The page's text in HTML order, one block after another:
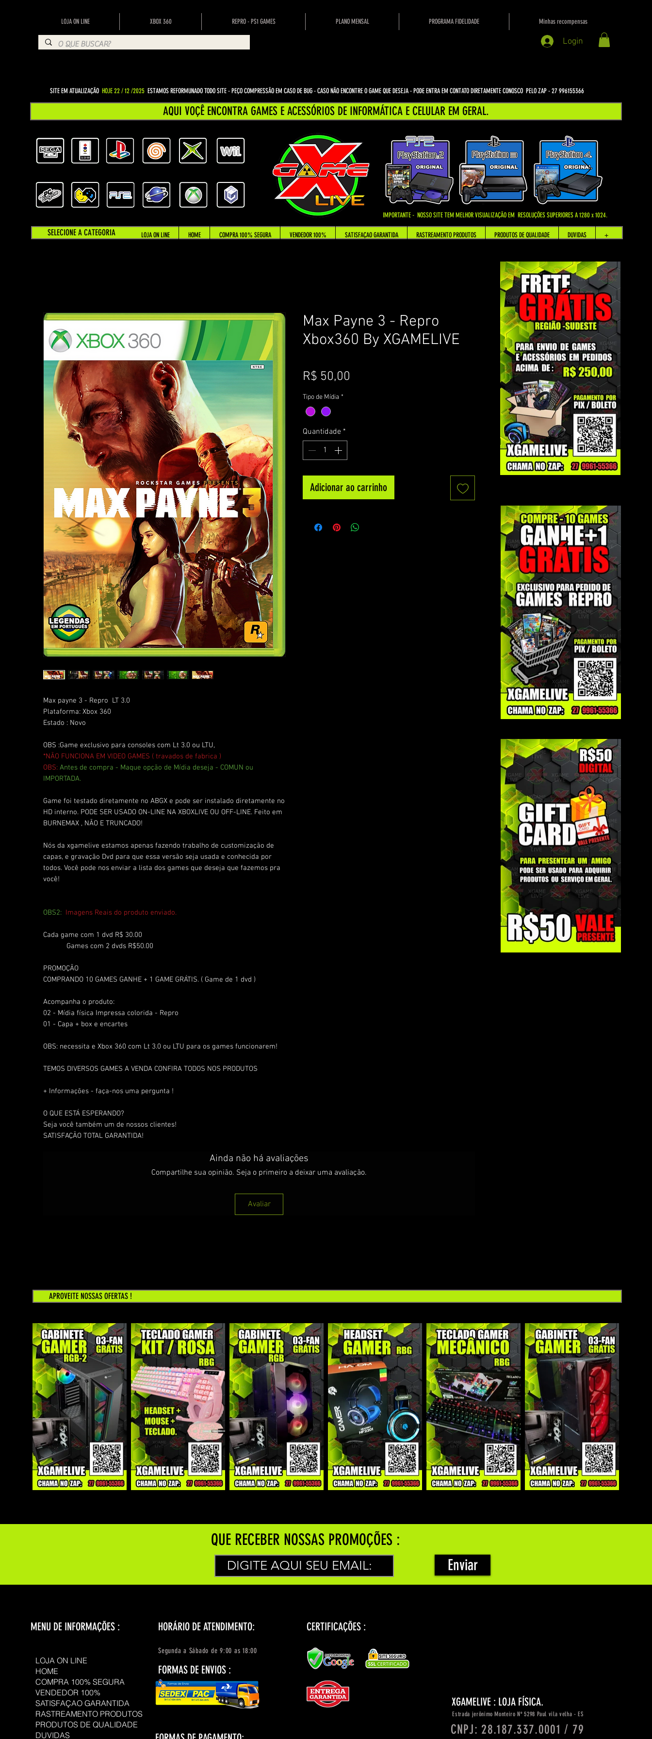
LOJA ON LINE XBOX 360 REPRO - PS1 GAMES PLANO MENSAL PROGRAMA FIDELIDADE Minhas recompensas
Login
Max payne 3 - Repro LT 3.0
Plataforma: Xbox 360
Estado : Novo
OBS :Game exclusivo para consoles com Lt 3.0 ou LTU,
*NÃO FUNCIONA EM VIDEO GAMES ( travados de fabrica )
OBS: Antes de compra - Maque opção de Mídia deseja - COMUN ou
IMPORTADA.
Game foi testado diretamente no ABGX e pode ser instalado diretamente no
HD interno. PODE SER USADO ON-LINE NA XBOXLIVE OU OFF-LINE. Feito em
BURNEMAX , NÃO E TRUNCADO!
Nós da xgamelive estamos apenas fazendo trabalho de customização de
capas, e gravação Dvd para que essa versão seja usada e conhecida por
todos. Você pode nos enviar a lista dos games que deseja que fazemos pra
você!
OBS2: Imagens Reais do produto enviado.
Cada game com 1 dvd R$ 30.00
Games com 2 dvds R$50.00
PROMOÇÃO
COMPRANDO 10 GAMES GANHE + 1 GAME GRÁTIS. ( Game de 1 dvd )
Acompanha o produto:
02 - Mídia física Impressa colorida - Repro
01 - Capa + box e encartes
OBS: necessita e Xbox 360 com Lt 3.0 ou LTU para os games funcionarem!
TEMOS DIVERSOS GAMES A VENDA CONFIRA TODOS NOS PRODUTOS
+ Informações - faça-nos uma pergunta !
O QUE ESTÁ ESPERANDO?
Seja você também um de nossos clientes!
SATISFAÇÃO TOTAL GARANTIDA!
Max Payne 3 - Repro
Xbox360 By XGAMELIVE
R$ 50,00
Tipo de Mídia *
Quantidade *
Adicionar ao carrinho
Ainda não há avaliações
Compartilhe sua opinião. Seja o primeiro a deixar uma avaliação.
Avaliar
APROVEITE NOSSAS OFERTAS !
QUE RECEBER NOSSAS PROMOÇÕES :
Enviar
SELECIONE A CATEGORIA
IMPORTANTE - NOSSO SITE TEM MELHOR VISUALIZAÇÃO EM RESOLUÇÕES SUPERIORES A 1280 x 1024.
AQUI VOÇÊ ENCONTRA GAMES E ACESSÓRIOS DE INFORMÁTICA E CELULAR EM GERAL.
SITE EM ATUALIZAÇÃO HOJE 22 / 12 /2025 ESTAMOS REFORMUNADO TODO SITE - PEÇO COMPRESSÃO EM CASO DE BUG- CASO NÃO ENCONTRE O GAME QUE DESEJA - PODE ENTRA EM CONTATO DIRETAMENTE CONOSCO PELO ZAP - 27 996155366
LOJA ON LINE HOME COMPRA 100% SEGURA VENDEDOR 100% SATISFAÇAO GARANTIDA RASTREAMENTO PRODUTOS PRODUTOS DE QUALIDADE DUVIDAS +
MENU DE INFORMAÇÕES :
LOJA ON LINE
HOME
COMPRA 100% SEGURA
VENDEDOR 100%
SATISFAÇAO GARANTIDA
RASTREAMENTO PRODUTOS
PRODUTOS DE QUALIDADE
DUVIDAS
FORMAS DE ENVIOS :
HORÁRIO DE ATENDIMENTO:
XGAMELIVE : LOJA FÍSICA.
CERTIFICAÇÕES :
Segunda a Sábado de 9:00 as 18:00
Estrada jerônimo Monteiro Nº 5298 Paul vila velha - ES
CNPJ: 28.187.337.0001 / 79